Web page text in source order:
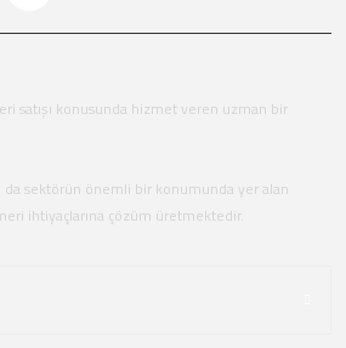
satışı konusunda hizmet veren uzman bir
da sektörün önemli bir konumunda yer alan
ihtiyaçlarına çözüm üretmektedir.